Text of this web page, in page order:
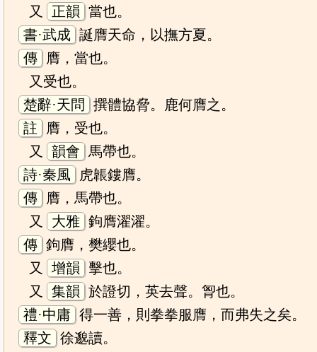
又
正韻 當也。
書·武成 誕膺天命，以撫方夏。
傳
膺，當也。
又受也。
楚辭·天問
撰體協脅。鹿何膺之。
註
膺，受也。
又
韻會
馬帶也。
詩·秦風
虎韔鏤膺。
傳
膺，馬帶也。
又
大雅 鉤膺濯濯。
傳 鉤膺，樊纓也。
又
增韻
擊也。
又
集韻 於證切，英去聲。胷也。
禮·中庸 得一善，則拳拳服膺，而弗失之矣。
釋文 徐邈讀。